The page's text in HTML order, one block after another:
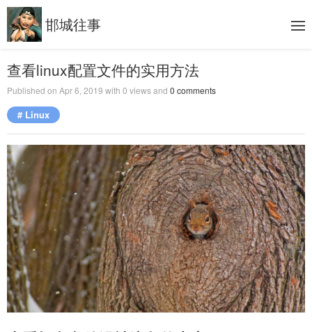
邯城往事
查看linux配置文件的实用方法
Published on Apr 6, 2019 with 0 views and 0 comments
# Linux